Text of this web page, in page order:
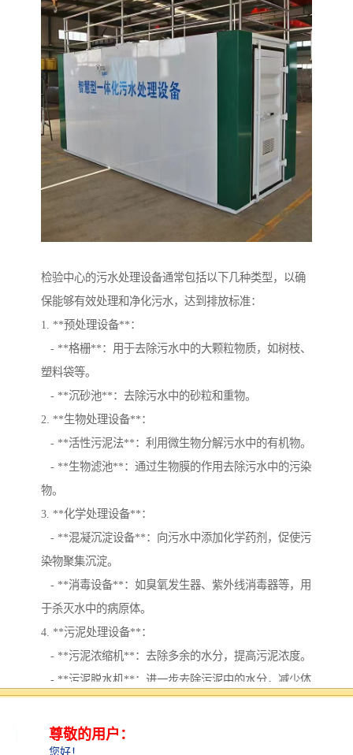
检验中心的污水处理设备通常包括以下几种类型，以确
保能够有效处理和净化污水，达到排放标准：
1. **预处理设备**：
- **格栅**：用于去除污水中的大颗粒物质，如树枝、
塑料袋等。
- **沉砂池**：去除污水中的砂粒和重物。
2. **生物处理设备**：
- **活性污泥法**：利用微生物分解污水中的有机物。
- **生物滤池**：通过生物膜的作用去除污水中的污染
物。
3. **化学处理设备**：
- **混凝沉淀设备**：向污水中添加化学药剂，促使污
染物聚集沉淀。
- **消毒设备**：如臭氧发生器、紫外线消毒器等，用
于杀灭水中的病原体。
4. **污泥处理设备**：
- **污泥浓缩机**：去除多余的水分，提高污泥浓度。
- **污泥脱水机**：进一步去除污泥中的水分，减少体
5. **监测与控制系统**：
- **在线监测仪器**：实时监测污水处理过程中的各项